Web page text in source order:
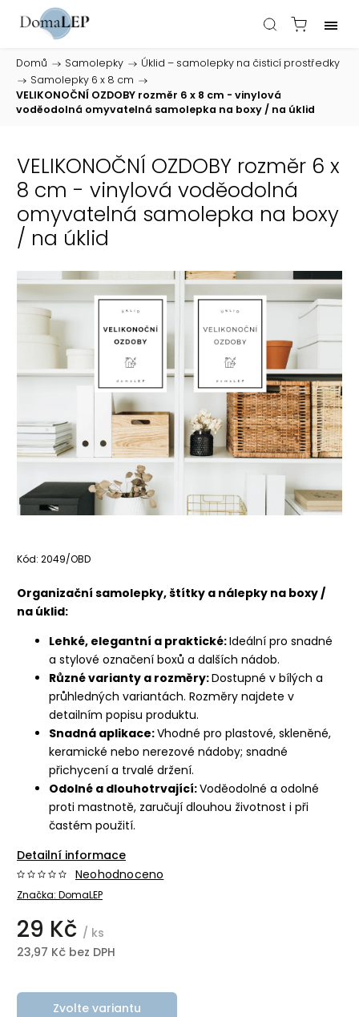
Domů / Samolepky /
Úklid – samolepky na čisticí prostředky
/
Samolepky 6 x 8 cm /
VELIKONOČNÍ OZDOBY rozměr 6 x 8 cm - vinylová
voděodolná omyvatelná samolepka na boxy / na úklid
VELIKONOČNÍ OZDOBY rozměr 6 x
8 cm - vinylová voděodolná
omyvatelná samolepka na boxy
/ na úklid
Kód: 2049/OBD
Organizační samolepky, štítky a nálepky na boxy /
na úklid:
Lehké, elegantní a praktické:Ideální pro snadné
a stylové označení boxů a dalších nádob.
Různé varianty a rozměry:Dostupné v bílých a
průhledných variantách. Rozměry najdete v
detailním popisu produktu.
Snadná aplikace:Vhodné pro plastové, skleněné,
keramické nebo nerezové nádoby; snadné
přichycení a trvalé držení.
Odolné a dlouhotrvající:Voděodolné a odolné
proti mastnotě, zaručují dlouhou životnost i při
častém použití.
Detailní informace
Značka: DomaLEP
Neohodnoceno
29 Kč / ks
23,97 Kč bez DPH
Zvolte variantu